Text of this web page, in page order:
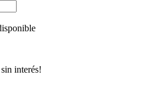
interés!